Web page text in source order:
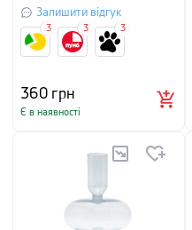
асортименті
Залишити відгук
360грн
Є в наявності
3 3 3